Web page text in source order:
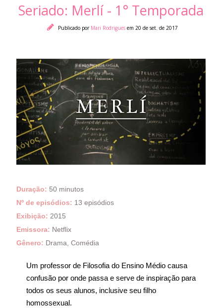
Seriado: Merlí - 1° Temporada
Publicado por Mari Rodrigues em 20 de set. de 2017
Duração: 50 minutos
Nº de episódios: 13 episódios
Exibição: 2015
Emissora: Netflix
Gênero: Drama, Comédia
Um professor de Filosofia do Ensino Médio causa
confusão por onde passa e serve de inspiração para
todos os seus alunos, inclusive seu filho
homossexual.